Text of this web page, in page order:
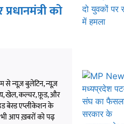
को
से न्यूज़ बुलेटिन, न्यूज़
खेल, कल्चर, फ़ूड, और
बेस्ड एप्लीकेशन के
आप ख़बरों को पढ़